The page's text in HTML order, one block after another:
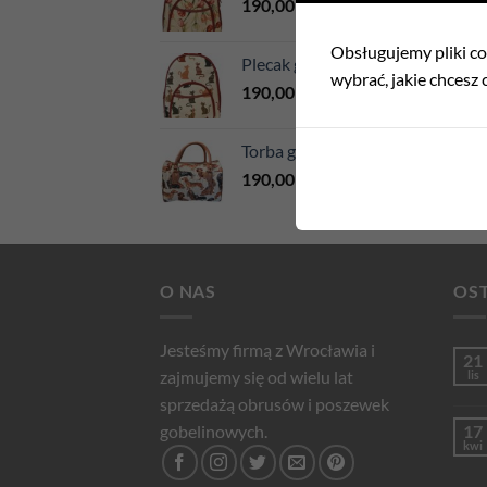
190,00zł
Plecak gobelinowy Filemon ecru
190,00
Torba gobelinowa Jamniki
190,00
O NAS
Jesteśmy firmą z Wrocławia i
zajmujemy się od wielu lat
sprzedażą obrusów i poszewek
gobelinowych.
21
lis
17
kwi
Obsługujemy pliki
wybrać, jakie chcesz